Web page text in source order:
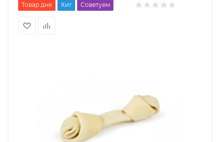
Товар дня Хит Советуем